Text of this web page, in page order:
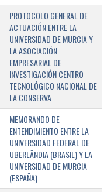
PROTOCOLO GENERAL DE
ACTUACIÓN ENTRE LA
UNIVERSIDAD DE MURCIA Y
LA ASOCIACIÓN
EMPRESARIAL DE
INVESTIGACIÓN CENTRO
TECNOLÓGICO NACIONAL DE
LA CONSERVA
MEMORANDO DE
ENTENDIMIENTO ENTRE LA
UNIVERSIDAD FEDERAL DE
UBERLÂNDIA (BRASIL) Y LA
UNIVERSIDAD DE MURCIA
(ESPAÑA)